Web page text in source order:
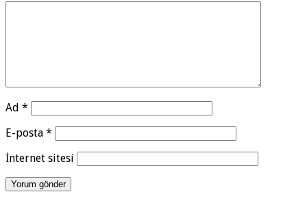
Ad *
E-posta *
İnternet sitesi